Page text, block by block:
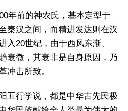
年前的神农氏，基本定型于
秦汉之间，而精进发达则在汉
入20世纪，由于西风东渐、
衰微，其衰非是自身原因，乃
冲击所致。
五行学说，都是中华古先民极